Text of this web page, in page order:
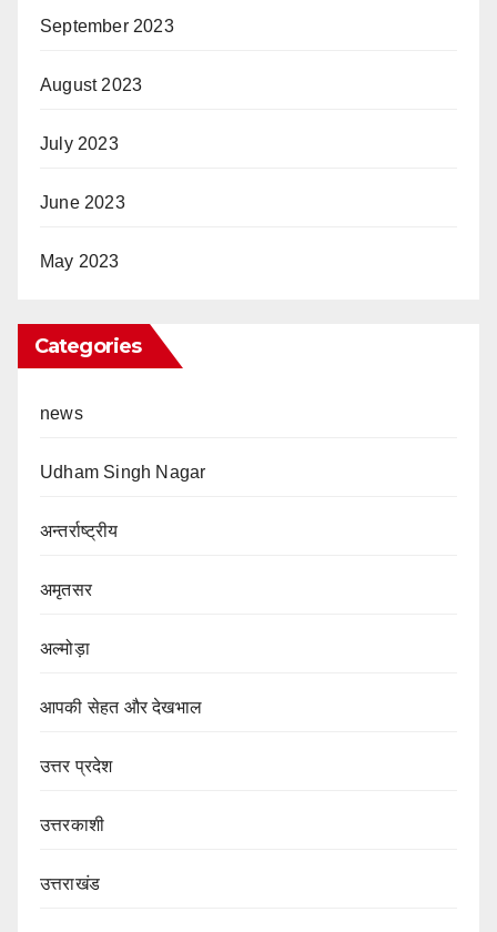
September 2023
August 2023
July 2023
June 2023
May 2023
Categories
news
Udham Singh Nagar
अन्तर्राष्ट्रीय
अमृतसर
अल्मोड़ा
आपकी सेहत और देखभाल
उत्तर प्रदेश
उत्तरकाशी
उत्तराखंड